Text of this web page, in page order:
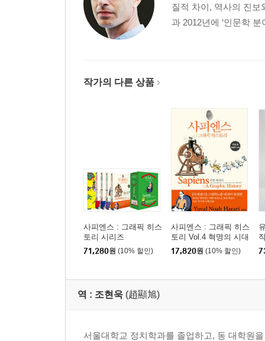
질적 차이, 역사의 진보
과 2012년에 ‘인문학
작가의 다른 상품
사피엔스 : 그래픽 히스
토리 시리즈
71,280원 (10% 할인)
사피엔스 : 그래픽 히스
토리 Vol.4 혁명의 시대
17,820원 (10% 할인)
역 : 조현욱 (趙顯旭)
서울대학교 정치학과를 졸업하고, 동 대학원